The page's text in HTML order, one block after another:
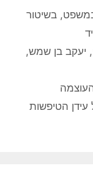
בשיטור
, יעקב בן שמש,
הטיפשות